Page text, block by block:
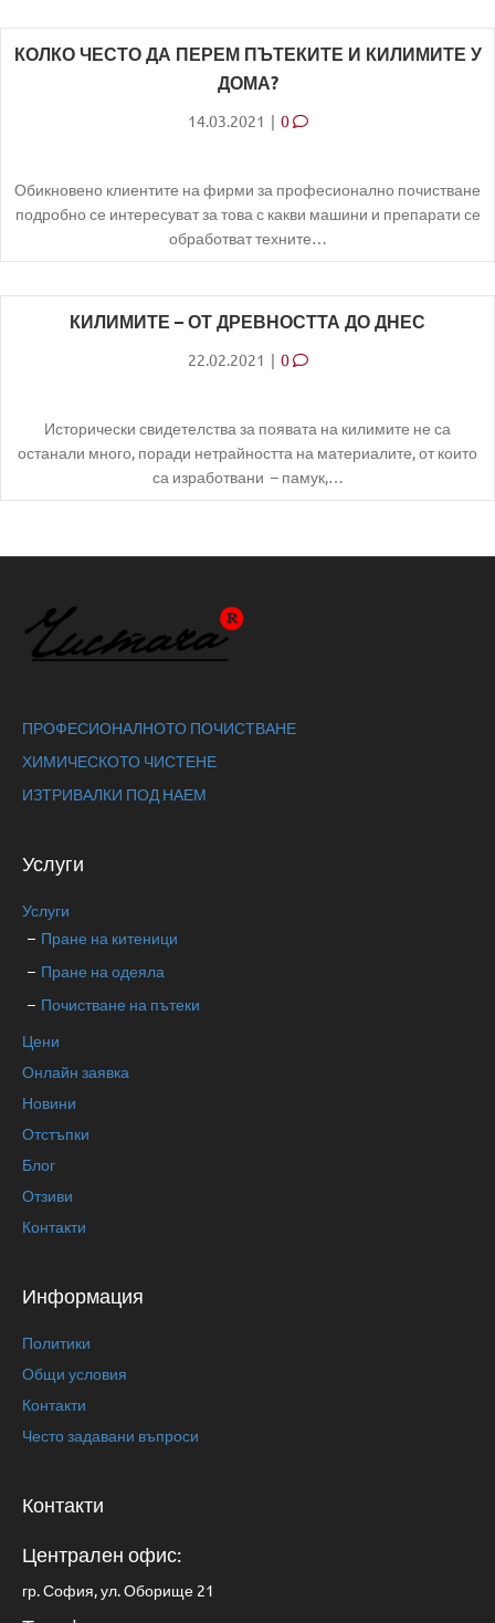
КОЛКО ЧЕСТО ДА ПЕРЕМ ПЪТЕКИТЕ И КИЛИМИТЕ У
ДОМА?
14.03.2021 | 0
Обикновено клиентите на фирми за професионално почистване
подробно се интересуват за това с какви машини и препарати се
обработват техните…
КИЛИМИТЕ – ОТ ДРЕВНОСТТА ДО ДНЕС
22.02.2021 | 0
Исторически свидетелства за появата на килимите не са
останали много, поради нетрайността на материалите, от които
са изработвани – памук,…
ПРОФЕСИОНАЛНОТО ПОЧИСТВАНЕ
ХИМИЧЕСКОТО ЧИСТЕНЕ
ИЗТРИВАЛКИ ПОД НАЕМ
Услуги
Услуги
Пране на китеници
Пране на одеяла
Почистване на пътеки
Цени
Онлайн заявка
Новини
Отстъпки
Блог
Отзиви
Контакти
Информация
Политики
Общи условия
Контакти
Често задавани въпроси
Контакти
Централен офис:
гр. София, ул. Оборище 21